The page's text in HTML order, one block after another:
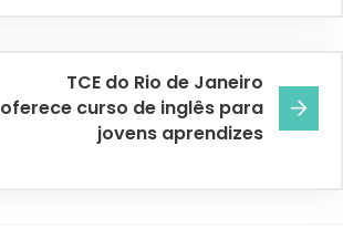
TCE do Rio de Janeiro
oferece curso de inglês para
jovens aprendizes